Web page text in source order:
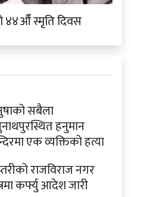
४४औँ स्मृति दिवस
सबैला
हनुमान
एक व्यक्तिको हत्या
राजविराज नगर
कर्फ्यु आदेश जारी